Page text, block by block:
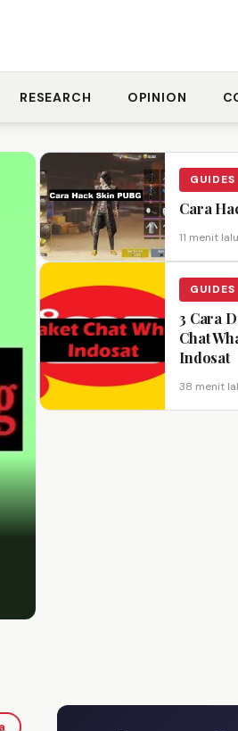
RESEARCH OPINION
GUIDES
Cara
11 menit lalu
GUIDES
3 Cara
Chat
Indosat
38 menit